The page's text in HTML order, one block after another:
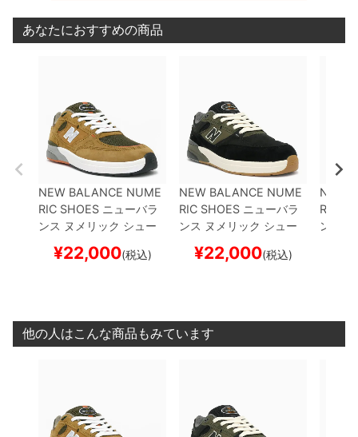
あなたにおすすめの商品
NEW BALANCE NUME
RIC SHOES ニューバラ
ンス ヌメリック シュー
REYNOLDS 933NM93
¥22,000(税込)
NEW BALANCE NUME
RIC SHOES ニューバラ
ンス ヌメリック シュー
REYNOLDS 933NM93
¥22,000(税込)
NEW
RIC
ンス
他の人はこんな商品もみています